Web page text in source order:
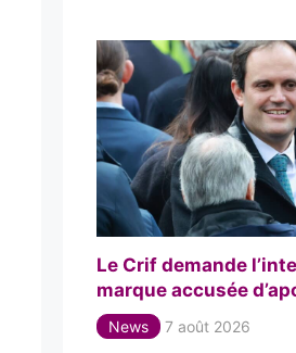
Le Crif demande
marque accusée
News 7 août 2026